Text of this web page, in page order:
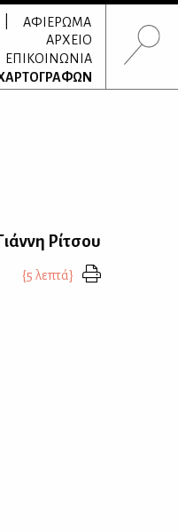
ΑΦΙΕΡΩΜΑ
ΑΡΧΕΙΟ
ΕΠΙΚΟΙΝΩΝΙΑ
ΧΑΡΤΟΓΡΑΦΩΝ
Γιάννη Ρίτσου
{5 λεπτά}